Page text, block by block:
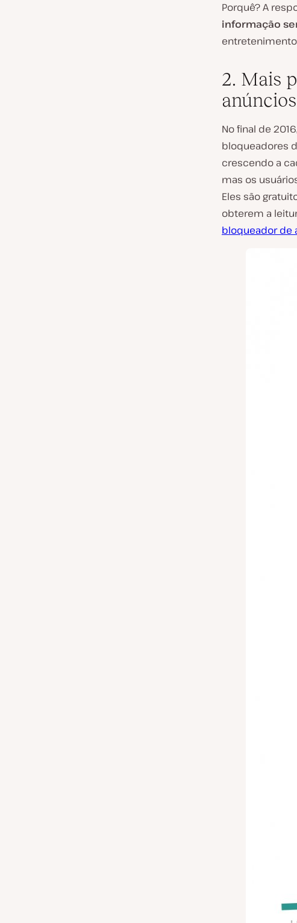
Porquê? A
informação
2. Mais
No final de
bloqueadores
crescendo a
mas os
Eles são
obterem a
bloqueador de